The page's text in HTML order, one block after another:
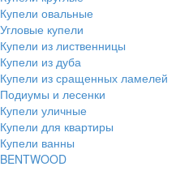
Купели овальные
Угловые купели
Купели из лиственницы
Купели из дуба
Купели из сращенных ламелей
Подиумы и лесенки
Купели уличные
Купели для квартиры
Купели ванны
BENTWOOD